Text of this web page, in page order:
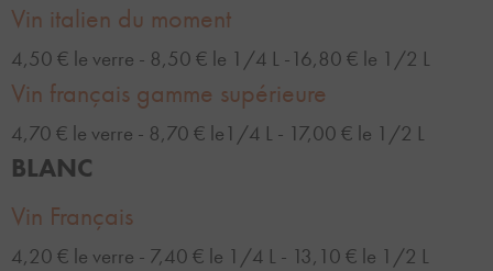
Vin italien du moment
4,50 € le verre - 8,50 € le 1/4 L -16,80 € le 1/2 L
Vin français gamme supérieure
4,70 € le verre - 8,70 € le1/4 L - 17,00 € le 1/2 L
BLANC
Vin Français
4,20 € le verre - 7,40 € le 1/4 L - 13,10 € le 1/2 L